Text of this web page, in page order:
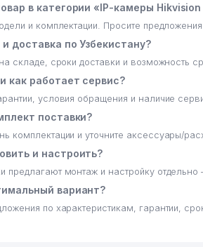
в категории «IP-камеры
и комплектации. Просите
доставка по Узбекистану?
складе, сроки доставки и возможность
как работает сервис?
условия обращения и наличие
поставки?
комплектации и уточните аксессуары/
и настроить?
предлагают монтаж и настройку отдельно
вариант?
по характеристикам, гарантии,